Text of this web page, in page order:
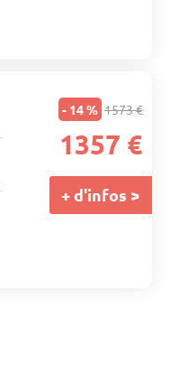
- 14 % 1573 €
1357 €
+ d'infos >